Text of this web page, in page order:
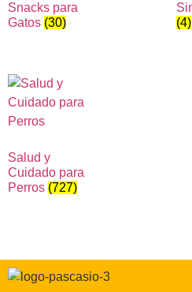
Snacks para
Gatos (30)
(4)
Salud y
Cuidado para
Perros (727)